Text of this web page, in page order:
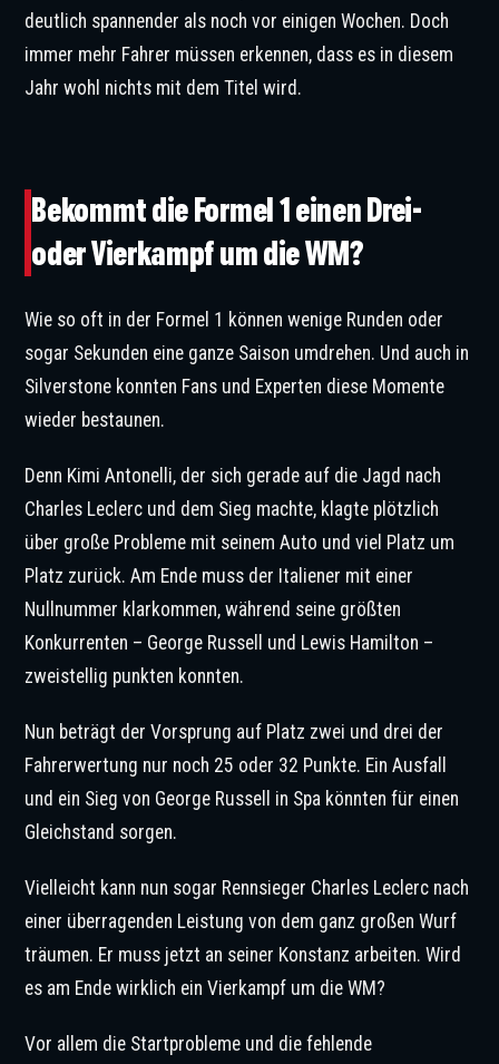
deutlich spannender als noch vor einigen Wochen. Doch
immer mehr Fahrer müssen erkennen, dass es in diesem
Jahr wohl nichts mit dem Titel wird.
Bekommt die Formel 1 einen Drei-
oder Vierkampf um die WM?
Wie so oft in der Formel 1 können wenige Runden oder
sogar Sekunden eine ganze Saison umdrehen. Und auch in
Silverstone konnten Fans und Experten diese Momente
wieder bestaunen.
Denn Kimi Antonelli, der sich gerade auf die Jagd nach
Charles Leclerc und dem Sieg machte, klagte plötzlich
über große Probleme mit seinem Auto und viel Platz um
Platz zurück. Am Ende muss der Italiener mit einer
Nullnummer klarkommen, während seine größten
Konkurrenten – George Russell und Lewis Hamilton –
zweistellig punkten konnten.
Nun beträgt der Vorsprung auf Platz zwei und drei der
Fahrerwertung nur noch 25 oder 32 Punkte. Ein Ausfall
und ein Sieg von George Russell in Spa könnten für einen
Gleichstand sorgen.
Vielleicht kann nun sogar Rennsieger Charles Leclerc nach
einer überragenden Leistung von dem ganz großen Wurf
träumen. Er muss jetzt an seiner Konstanz arbeiten. Wird
es am Ende wirklich ein Vierkampf um die WM?
Vor allem die Startprobleme und die fehlende